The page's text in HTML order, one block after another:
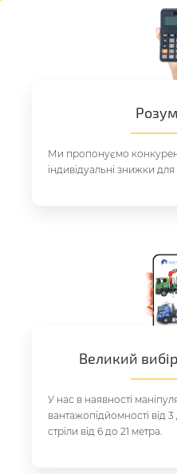
Ми пропонуємо
індивідуальні знижки для
Великий
У нас в наявності
вантажопідйомності від
стріли від 6 до 21 метра.